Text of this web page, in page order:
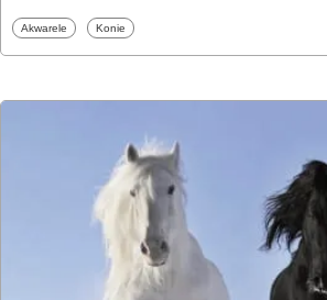
Fototapety
Akwarele Fototapety
Konie